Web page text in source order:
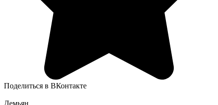
Поделиться в ВКонтакте
Демьян